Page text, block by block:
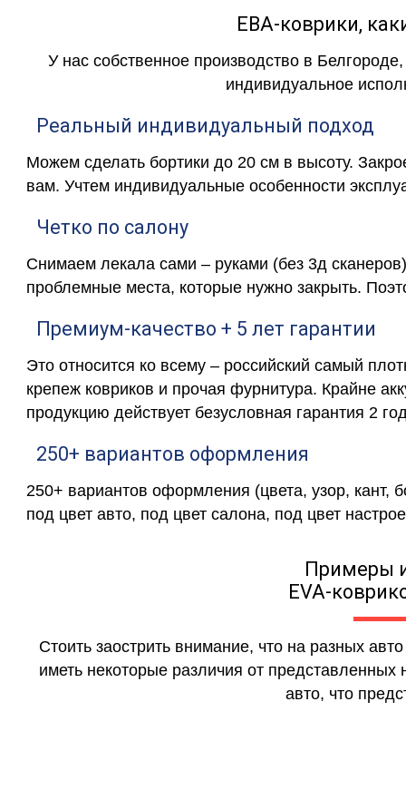
ЕВА-коврики,
У нас собственное производство в
индивидуальное
Реальный индивидуальный подход
Можем сделать бортики до 20 см в высоту.
вам. Учтем индивидуальные особенности
Четко по салону
Снимаем лекала сами – руками (без 3д
проблемные места, которые нужно закрыть.
Премиум-качество + 5 лет гарантии
Это относится ко всему – российский самый
крепеж ковриков и прочая фурнитура. Крайне
продукцию действует безусловная гарантия 2
250+ вариантов оформления
250+ вариантов оформления (цвета, узор, кант,
под цвет авто, под цвет салона, под цвет
Примеры
EVA-
Стоить заострить внимание, что на разных
иметь некоторые различия от
авто, что